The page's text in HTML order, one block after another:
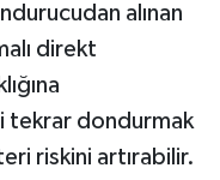
alınan
direkt
tekrar dondurmak
riskini artırabilir.